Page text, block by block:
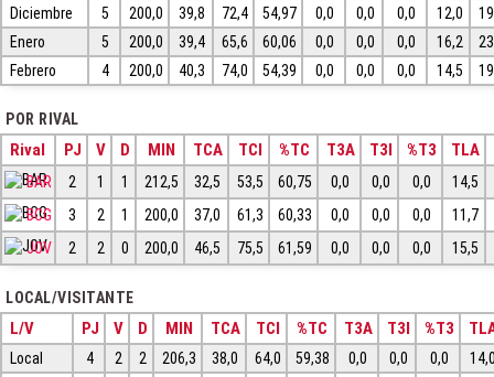
Diciembre
5 200,0 39,8 72,4 54,97 0,0 0,0 0,0 12,0
Enero
5 200,0 39,4 65,6 60,06 0,0 0,0 0,0 16,2
Febrero
4 200,0 40,3 74,0 54,39 0,0 0,0 0,0 14,5
POR RIVAL
Rival PJ V D MIN TCA TCI %TC T3A T3I %T3 TLA
BAR 2 1 1 212,5 32,5 53,5 60,75 0,0 0,0 0,0 14,5
BCG
3 2 1 200,0 37,0 61,3 60,33 0,0 0,0 0,0 11,7
JOV
2 2 0 200,0 46,5 75,5 61,59 0,0 0,0 0,0 15,5
LOCAL/VISITANTE
L/V PJ V D MIN TCA TCI %TC T3A T3I %T3
Local 4 2 2 206,3 38,0 64,0 59,38 0,0 0,0 0,0